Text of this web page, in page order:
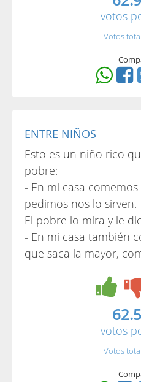
votos
Votos
ENTRE NIÑOS
Esto es un niño rico
pobre:
- En mi casa
pedimos nos lo sirven.
El pobre lo mira y le
- En mi casa también
que saca la mayor,
votos
Votos